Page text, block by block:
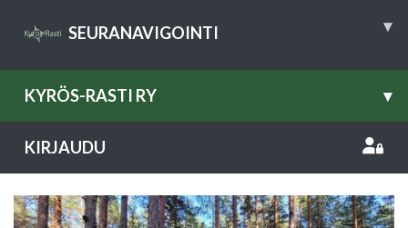
SEURANAVIGOINTI ▾
KYRÖS-RASTI RY ▾
KIRJAUDU